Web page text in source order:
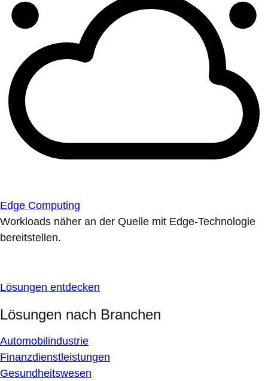
Edge Computing
Workloads näher an der Quelle mit Edge-Technologie
bereitstellen.
Lösungen entdecken
Lösungen nach Branchen
Automobilindustrie
Finanzdienstleistungen
Gesundheitswesen